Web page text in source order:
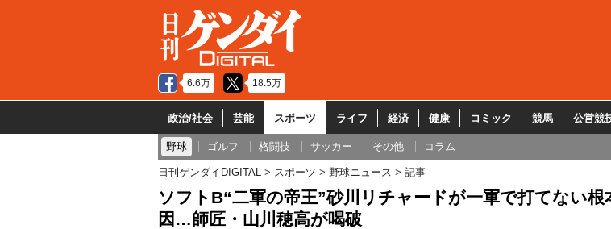
6.6万 18.5万
政治/社会 芸能 スポーツ ライフ 経済 健康 コミック 競馬 公営競
野球 ゴルフ 格闘技 サッカー その他 コラム
日刊ゲンダイDIGITAL スポーツ 野球ニュース 記事
ソフトB“二軍の帝王”砂川リチャードが一軍で打てない根
因…師匠・山川穂高が喝破